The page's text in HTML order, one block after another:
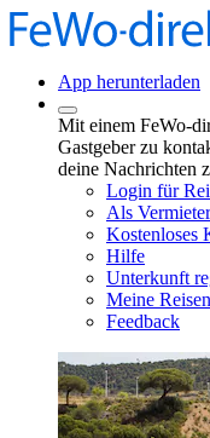
App herunterladen
Mit einem FeWo-
Gastgeber zu
deine Nachrichten
Login für
Als
Kostenloses
Hilfe
Unterkunft
Meine Reisen
Feedback